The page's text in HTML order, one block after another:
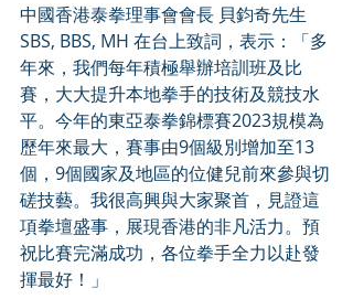
中國香港泰拳理事會會長 貝鈞奇先生
SBS, BBS, MH 在台上致詞，表示：「多
年來，我們每年積極舉辦培訓班及比
賽，大大提升本地拳手的技術及競技水
平。今年的東亞泰拳錦標賽2023規模為
歷年來最大，賽事由9個級別增加至13
個，9個國家及地區的位健兒前來參與切
磋技藝。我很高興與大家聚首，見證這
項拳壇盛事，展現香港的非凡活力。預
祝比賽完滿成功，各位拳手全力以赴發
揮最好！」